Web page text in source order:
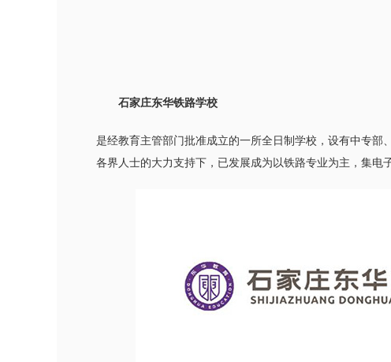
石家庄东华铁路学校
是经教育主管部门批准成立的一所全日制学校，设有中专
各界人士的大力支持下，已发展成为以铁路专业为主，集电